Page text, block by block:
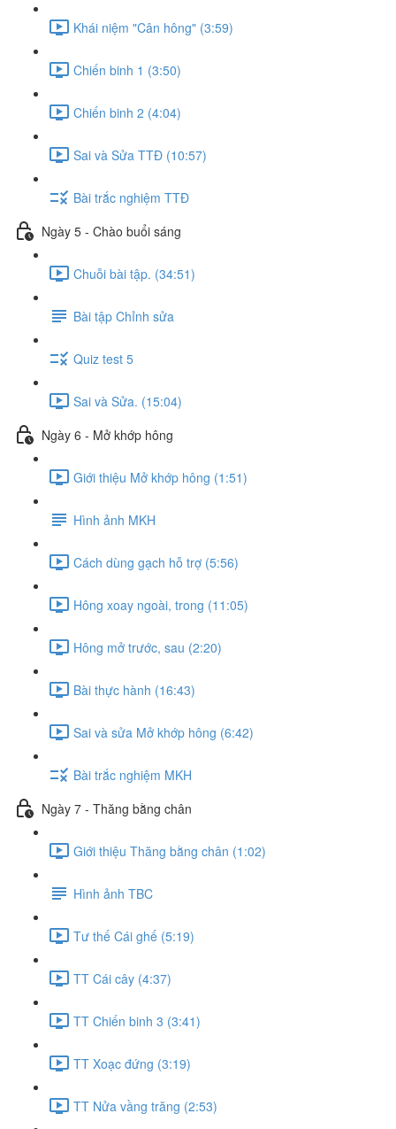
Khái niệm "Cân hông" (3:59)
Chiến binh 1 (3:50)
Chiến binh 2 (4:04)
Sai và Sửa TTĐ (10:57)
Bài trắc nghiệm TTĐ
Ngày 5 - Chào buổi sáng
Chuỗi bài tập. (34:51)
Bài tập Chỉnh sửa
Quiz test 5
Sai và Sửa. (15:04)
Ngày 6 - Mở khớp hông
Giới thiệu Mở khớp hông (1:51)
Hình ảnh MKH
Cách dùng gạch hỗ trợ (5:56)
Hông xoay ngoài, trong (11:05)
Hông mở trước, sau (2:20)
Bài thực hành (16:43)
Sai và sửa Mở khớp hông (6:42)
Bài trắc nghiệm MKH
Ngày 7 - Thăng bằng chân
Giới thiệu Thăng bằng chân (1:02)
Hình ảnh TBC
Tư thế Cái ghế (5:19)
TT Cái cây (4:37)
TT Chiến binh 3 (3:41)
TT Xoạc đứng (3:19)
TT Nửa vầng trăng (2:53)